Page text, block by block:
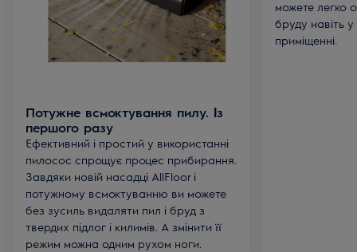
Потужне всмоктування пилу. Із
першого разу
Ефективний і простий у використанні
пилосос спрощує процес прибирання.
Завдяки новій насадці AllFloor і
потужному всмоктуванню ви можете
без зусиль видаляти пил і бруд з
твердих підлог і килимів. А змінити її
режим можна одним рухом ноги.
можете легко
бруду навіть
приміщенні.